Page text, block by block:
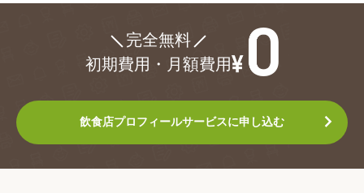
完全無料
初期費用・月額費用
飲食店プロフィールサービスに申し込む